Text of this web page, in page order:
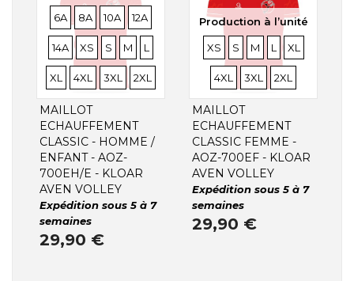
TAILLES
6A
TAILLES
8A
TAILLES
10A
TAILLES
12A
TAILLES
14A
TAILLES
XS
TAILLES
S
TAILLES
M
TAILLES
L
TAILLES
XL
TAILLES
4XL
TAILLES
3XL
TAILLES
2XL
MAILLOT
ECHAUFFEMENT
CLASSIC - HOMME /
ENFANT - AOZ-
700EH/E - KLOAR
AVEN VOLLEY
Expédition sous 5 à 7
semaines
29,90 €
Production à l’unité
TAILLES
XS
TAILLES
S
TAILLES
M
TAILLES
L
TAILLES
XL
TAILLES
4XL
TAILLES
3XL
TAILLES
2XL
MAILLOT
ECHAUFFEMENT
CLASSIC FEMME -
AOZ-700EF - KLOAR
AVEN VOLLEY
Expédition sous 5 à 7
semaines
29,90 €